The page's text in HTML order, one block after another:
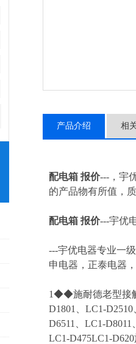
产品介绍 相
配电箱 报价---，宇
的产品物有所值，
配电箱 报价---宇优
---宇优电器专业一
申电器，正泰电器
1◆◆施耐德老型接
D1801、LC1-
D6511、LC1-
LC1-D475LC1-